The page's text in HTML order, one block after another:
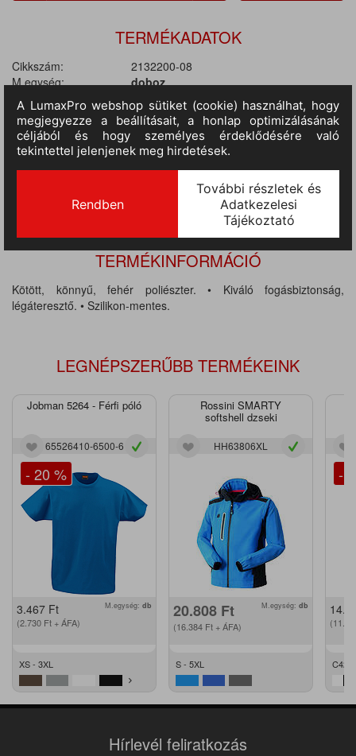
TERMÉKADATOK
Cikkszám:
2132200-08
M.egység:
doboz
Szín:
fehér
Méret:
8
Tulajdonságok:
Precíziós
Várható érkezés:
14-21 nap
TERMÉKINFORMÁCIÓ
Kötött, könnyű, fehér poliészter. • Kiváló fogásbiztonság,
légáteresztő. • Szilikon-mentes.
LEGNÉPSZERŰBB TERMÉKEINK
Jobman 5264 - Férfi póló
65526410-6500-6
- 20 %
3.467 Ft
(2.730 Ft + ÁFA)
M.egység: db
XS - 3XL
Rossini SMARTY
softshell dzseki
HH63806XL
20.808 Ft
(16.384 Ft + ÁFA)
M.egység: db
S - 5XL
-
C42 -
Hírlevél feliratkozás